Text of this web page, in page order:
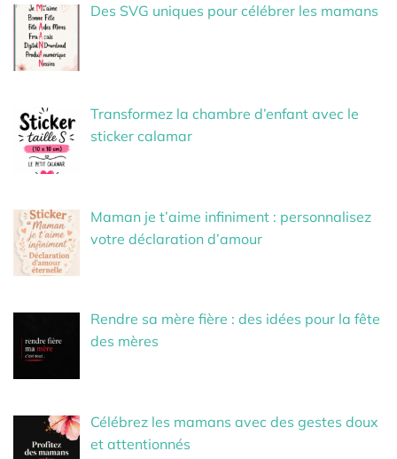
Des SVG uniques pour célébrer les mamans
Transformez la chambre d’enfant avec le
sticker calamar
Maman je t’aime infiniment : personnalisez
votre déclaration d’amour
Rendre sa mère fière : des idées pour la fête
des mères
Célébrez les mamans avec des gestes doux
et attentionnés